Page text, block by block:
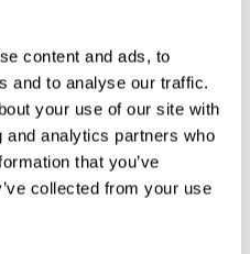
content and ads, to
and to analyse our traffic.
your use of our site with
analytics partners who
that you’ve
collected from your use